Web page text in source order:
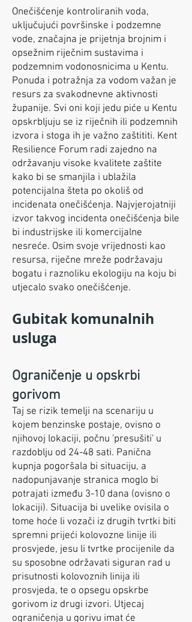
Onečišćenje kontroliranih voda,
uključujući površinske i podzemne
vode, značajna je prijetnja brojnim i
opsežnim riječnim sustavima i
podzemnim vodonosnicima u Kentu.
Ponuda i potražnja za vodom važan je
resurs za svakodnevne aktivnosti
županije. Svi oni koji jedu piće u Kentu
opskrbljuju se iz riječnih ili podzemnih
izvora i stoga ih je važno zaštititi. Kent
Resilience Forum radi zajedno na
održavanju visoke kvalitete zaštite
kako bi se smanjila i ublažila
potencijalna šteta po okoliš od
incidenata onečišćenja. Najvjerojatniji
izvor takvog incidenta onečišćenja bile
bi industrijske ili komercijalne
nesreće. Osim svoje vrijednosti kao
resursa, riječne mreže podržavaju
bogatu i raznoliku ekologiju na koju bi
utjecalo svako onečišćenje.
Gubitak komunalnih
usluga
Ograničenje u opskrbi
gorivom
Taj se rizik temelji na scenariju u
kojem benzinske postaje, ovisno o
njihovoj lokaciji, počnu 'presušiti' u
razdoblju od 24-48 sati. Panična
kupnja pogoršala bi situaciju, a
nadopunjavanje stranica moglo bi
potrajati između 3-10 dana (ovisno o
lokaciji). Situacija bi uvelike ovisila o
tome hoće li vozači iz drugih tvrtki biti
spremni prijeći kolovozne linije ili
prosvjede, jesu li tvrtke procijenile da
su sposobne održavati siguran rad u
prisutnosti kolovoznih linija ili
prosvjeda, te o opsegu opskrbe
gorivom iz drugi izvori. Utjecaj
ograničenja u gorivu imat će